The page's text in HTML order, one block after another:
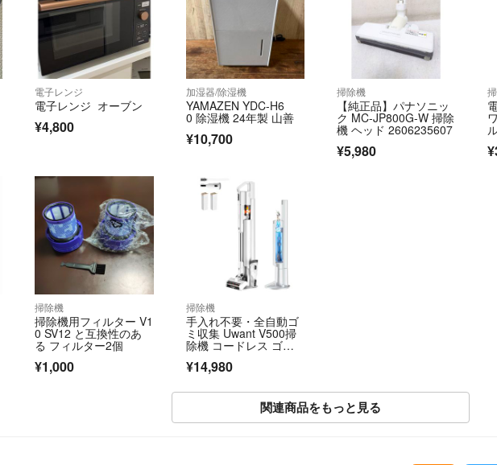
電子レンジ
電子レンジ オーブン
¥4,800
加湿器/除湿機
YAMAZEN YDC-H6
0 除湿機 24年製 山善
¥10,700
掃除機
【純正品】パナソニッ
ク MC-JP800G-W 掃除
機 ヘッド 2606235607
¥5,980
掃除機
掃除機用フィルター V1
0 SV12 と互換性のあ
る フィルター2個
¥1,000
掃除機
手入れ不要・全自動ゴ
ミ収集 Uwant V500掃
除機 コードレス ゴミ
¥14,980
関連商品をもっと見る